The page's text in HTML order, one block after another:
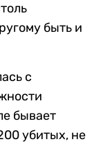
быть и
с
бывает
убитых, не